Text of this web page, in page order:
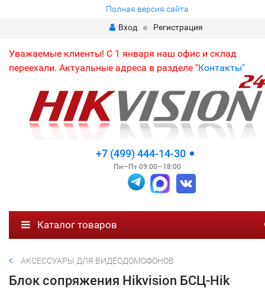
Полная версия сайта
Вход
Регистрация
Уважаемые клиенты! С 1 января наш офис и склад
переехали. Актуальные адреса в разделе "Контакты"
+7 (499) 444-14-30
Пн—Пт 09:00—18:00
Каталог товаров
АКСЕССУАРЫ ДЛЯ ВИДЕОДОМОФОНОВ
Блок сопряжения Hikvision БСЦ-Hik